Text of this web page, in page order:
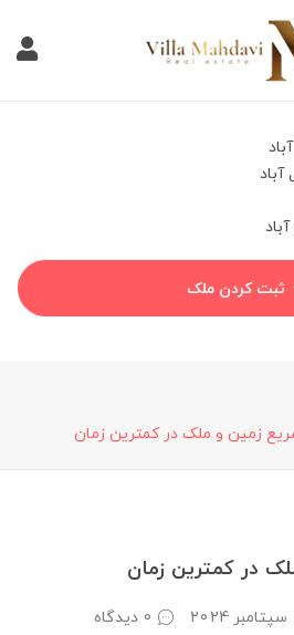
ثبت کردن ملک
زمین و ملک در کمترین زمان
در کمترین زمان
0 دیدگاه